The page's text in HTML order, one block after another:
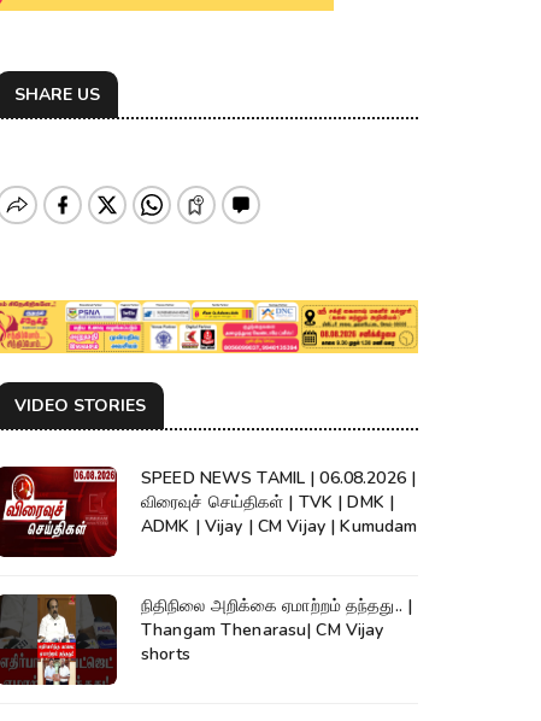
SHARE US
VIDEO STORIES
SPEED NEWS TAMIL | 06.08.2026 |
விரைவுச் செய்திகள் | TVK | DMK |
ADMK | Vijay | CM Vijay | Kumudam
நிதிநிலை அறிக்கை ஏமாற்றம் தந்தது.. |
Thangam Thenarasu| CM Vijay
shorts